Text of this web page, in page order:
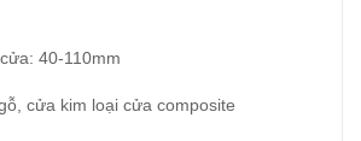
40-110mm
cửa kim loại cửa composite